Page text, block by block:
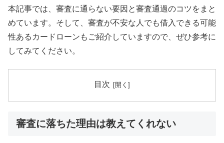
本記事では、審査に通らない要因と審査通過のコツをまと
めています。そして、審査が不安な人でも借入できる可能
性あるカードローンもご紹介していますので、ぜひ参考に
してみてください。
目次
審査に落ちた理由は教えてくれない